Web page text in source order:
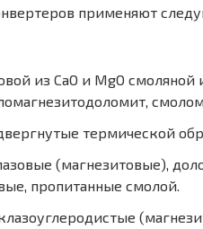
применяют
из СаО и MgО смоляной
термической
(магнезитовые),
пропитанные смолой.